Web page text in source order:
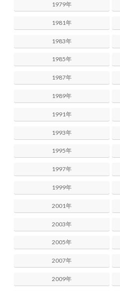
1979年
1981年
1983年
1985年
1987年
1989年
1991年
1993年
1995年
1997年
1999年
2001年
2003年
2005年
2007年
2009年